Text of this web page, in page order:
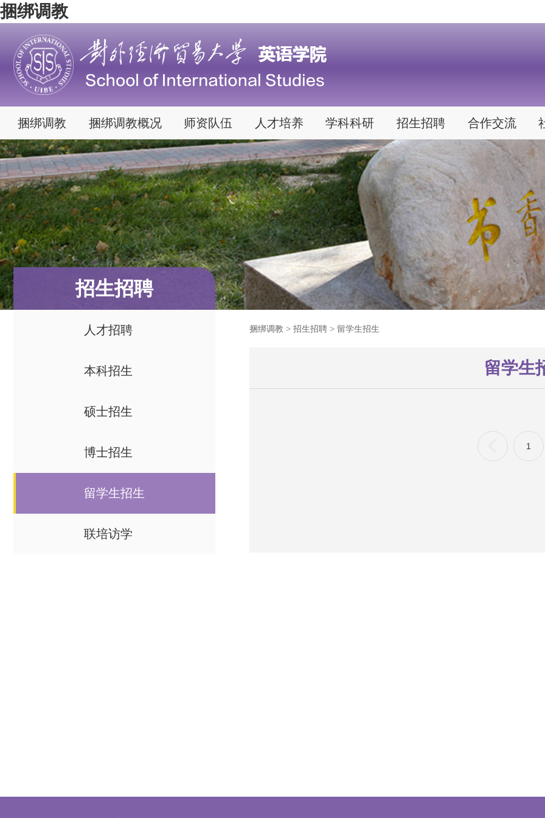
捆绑调教
捆绑调教 捆绑调教概况 师资队伍 人才培养 学科科研 招生招聘 合作交流
招生招聘
人才招聘
本科招生
硕士招生
博士招生
留学生招生
联培访学
捆绑调教 > 招生招聘 > 留学生招生
留学生
1